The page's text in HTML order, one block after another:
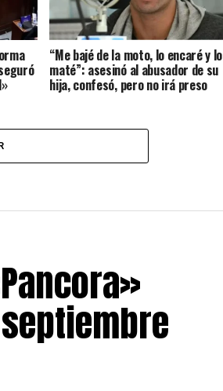
“Me bajé de la moto, lo encaré y lo
maté”: asesinó al abusador de su
hija, confesó, pero no irá preso